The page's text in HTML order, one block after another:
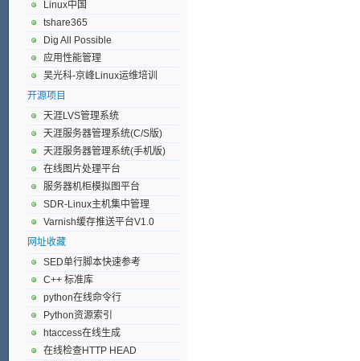
Linux中国
tshare365
Dig All Possible
应用性能管理
吴光科-京峰Linux运维培训
开源项目
天涯LVS管理系统
天涯服务器管理系统(C/S版)
天涯服务器管理系统(手机版)
在线图片处理平台
服务器机柜模拟图平台
SDR-Linux主机集中管理
Varnish缓存推送平台V1.0
网址收藏
SED单行脚本快速参考
C++ 标准库
python在线命令行
Python资源索引
htaccess在线生成
在线检查HTTP HEAD